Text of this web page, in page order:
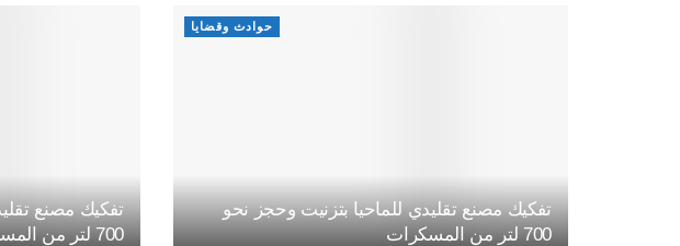
حوادث وقضايا
تفكيك مصنع تقليدي للماحيا بتزنيت وحجز نحو
700 لتر من المسكرات
تفكيك مصنع
700 لتر من المسكرات